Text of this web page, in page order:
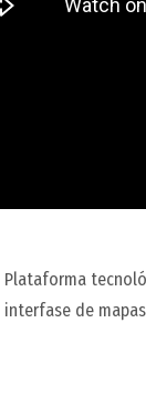
Plataforma
interfase de